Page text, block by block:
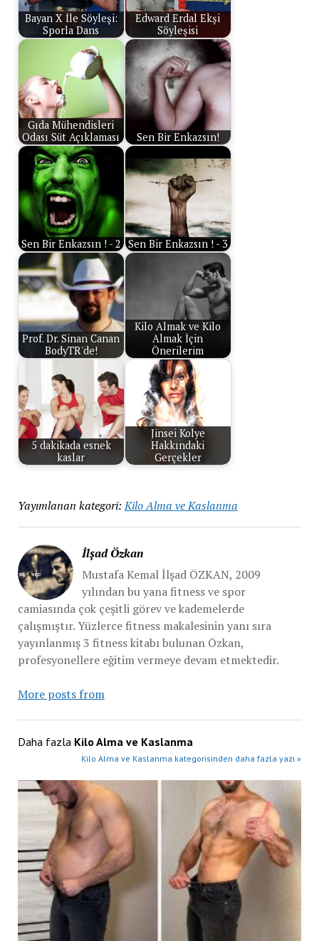
Bayan X İle Söyleşi:
Sporla Dans
Edward Erdal Ekşi
Söyleşisi
Gıda Mühendisleri
Odası Süt Açıklaması
Sen Bir Enkazsın!
Sen Bir Enkazsın ! - 2 Sen Bir Enkazsın ! - 3
Prof. Dr. Sinan Canan
BodyTR'de!
Kilo Almak ve Kilo
Almak İçin
Önerilerim
5 dakikada esnek
kaslar
Jinsei Kolye
Hakkındaki
Gerçekler
Yayımlanan kategori: Kilo Alma ve Kaslanma
İlşad Özkan
Mustafa Kemal İlşad ÖZKAN, 2009
yılından bu yana fitness ve spor
camiasında çok çeşitli görev ve kademelerde
çalışmıştır. Yüzlerce fitness makalesinin yanı sıra
yayınlanmış 3 fitness kitabı bulunan Özkan,
profesyonellere eğitim vermeye devam etmektedir.
More posts from
Daha fazla Kilo Alma ve Kaslanma
Kilo Alma ve Kaslanma kategorisinden daha fazla yazı »